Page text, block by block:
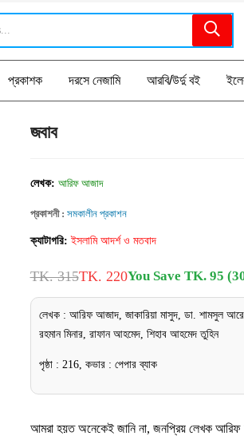
প্রকাশক দরসে নেজামি আরবি/উর্দু বই
জবাব
লেখক: আরিফ আজাদ
প্রকাশনী : সমকালীন প্রকাশন
ক্যাটাগরি: ইসলামি আদর্শ ও মতবাদ
TK. 315TK. 220You Save TK. 95
লেখক : আরিফ আজাদ, জাকারিয়া মাসুদ, ডা. শামসুল
রহমান মিনার, রাফান আহমেদ, শিহাব আহমেদ তুহিন
পৃষ্ঠা : 216, কভার : পেপার ব্যাক
আমরা হয়ত অনেকেই জানি না, জনপ্রিয় লেখক আরিফ